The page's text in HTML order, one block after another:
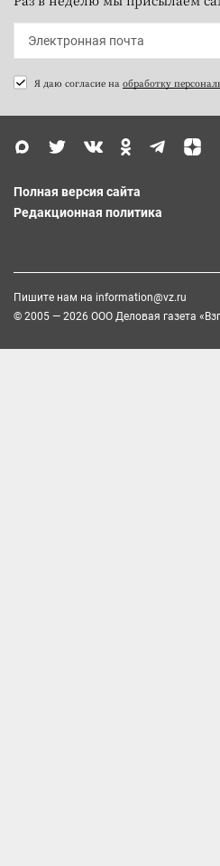
Я даю согласие на обработку
Полная версия сайта
Редакционная политика
Пишите нам на information@vz.ru
© 2005 — 2026 ООО Деловая газета